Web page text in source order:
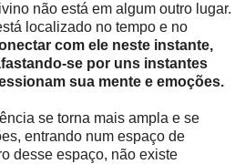
não está em algum outro lugar.
localizado no tempo e no
com ele neste instante,
se por uns instantes
sua mente e emoções.
se torna mais ampla e se
entrando num espaço de
desse espaço, não existe